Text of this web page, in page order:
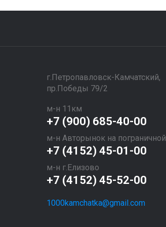
​​​​​​​г.Петропавловск-Камчатский,
пр.Победы 79/2
м-н 11км
+7 (900) 685-40-00
м-н Авторынок на пограничной
+7 (4152) 45-01-00
м-н г.Елизово
+7 (4152) 45-52-00
1000kamchatka@gmail.com